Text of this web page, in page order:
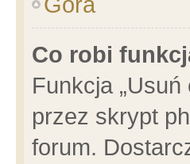
Co robi
Funkcja
przez skrypt
forum.